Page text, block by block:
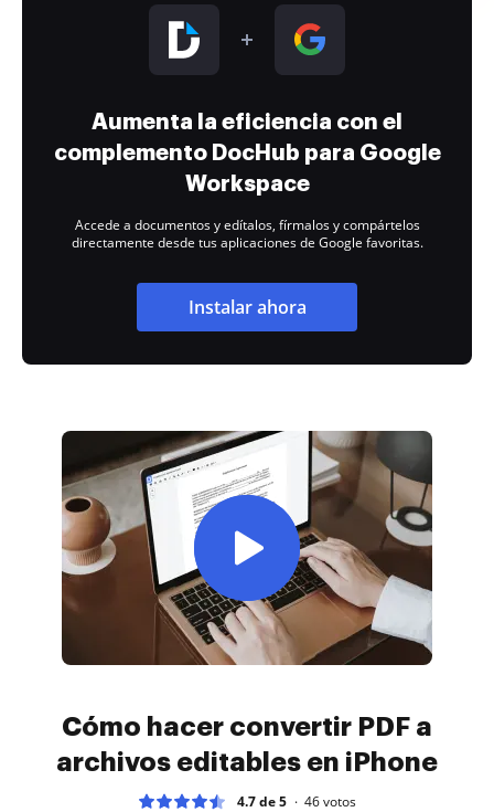
Aumenta la eficiencia con el
complemento DocHub para Google
Workspace
Accede a documentos y edítalos, fírmalos y compártelos
directamente desde tus aplicaciones de Google favoritas.
Instalar ahora
Cómo hacer convertir PDF a
archivos editables en iPhone
4.7 de 5 46votos